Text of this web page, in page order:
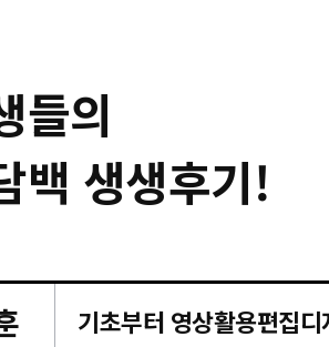
들의
백 생생후기!